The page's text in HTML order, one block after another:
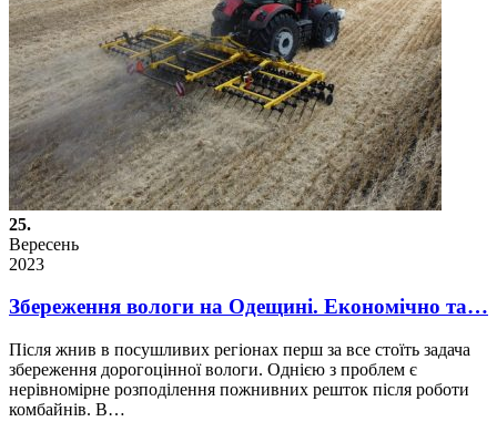
25.
Вересень
2023
Збереження вологи на Одещині. Економічно та…
Після жнив в посушливих регіонах перш за все стоїть задача
збереження дорогоцінної вологи. Однією з проблем є
нерівномірне розподілення пожнивних решток після роботи
комбайнів. В…